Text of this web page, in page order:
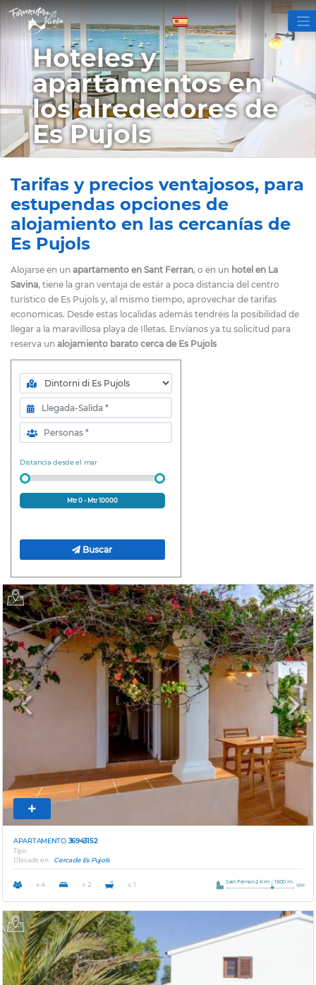
Hoteles y
apartamentos en
los alrededores de
Es Pujols
Tarifas y precios ventajosos, para
estupendas opciones de
alojamiento en las cercanías de
Es Pujols
Alojarse en un apartamento en Sant Ferran, o en un hotel en La
Savina, tiene la gran ventaja de estár a poca distancia del centro
turístico de Es Pujols y, al mismo tiempo, aprovechar de tarifas
economicas. Desde estas localidas además tendréis la posibilidad de
llegar a la maravillosa playa de Illetas. Envíanos ya tu solicitud para
reserva un alojamiento barato cerca de Es Pujols
Zona
Llegada-Salida
Personas
Distancia desde el mar
Mtr0- Mtr10000
Buscar
Previous Next
APARTAMENTO 36943152
Tipo
Ubicado en
Cerca de Es Pujols
x 4 x 2 x 1 San Ferran 2 Km 1500 m.